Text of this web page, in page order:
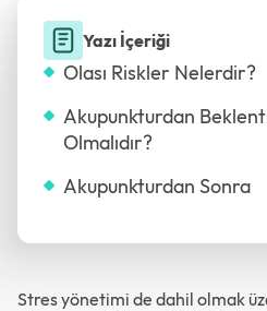
Yazı İçeriği
Olası Riskler Nelerdir?
Akupunkturdan
Olmalıdır?
Akupunkturdan Sonra
Stres yönetimi de dahil olmak